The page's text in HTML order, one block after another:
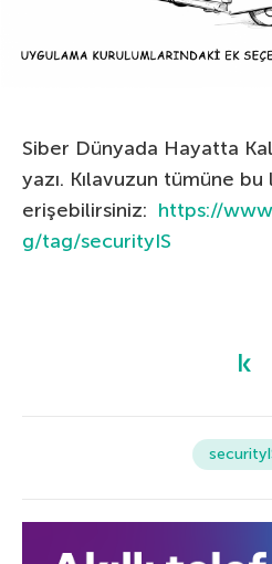
Siber Dünyada Hayatta
yazı. Kılavuzun tümüne
erişebilirsiniz: https://
g/tag/securityIS